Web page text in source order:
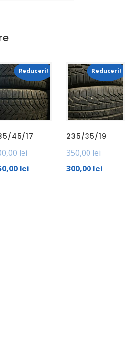
Reduceri!
45/17
lei
lei
Reduceri!
235/35/19
350,00lei
300,00 lei